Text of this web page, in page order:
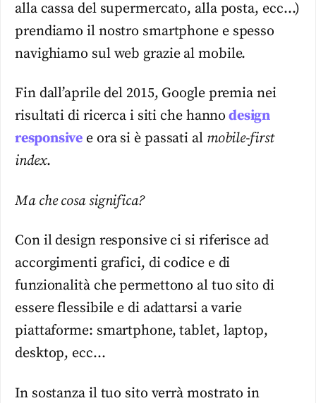
alla cassa del supermercato, alla posta, ecc…)
prendiamo il nostro smartphone e spesso
navighiamo sul web grazie al mobile.
Fin dall’aprile del 2015, Google premia nei
risultati di ricerca i siti che hanno design
responsive e ora si è passati al mobile-first
index.
Ma che cosa significa?
Con il design responsive ci si riferisce ad
accorgimenti grafici, di codice e di
funzionalità che permettono al tuo sito di
essere flessibile e di adattarsi a varie
piattaforme: smartphone, tablet, laptop,
desktop, ecc…
In sostanza il tuo sito verrà mostrato in